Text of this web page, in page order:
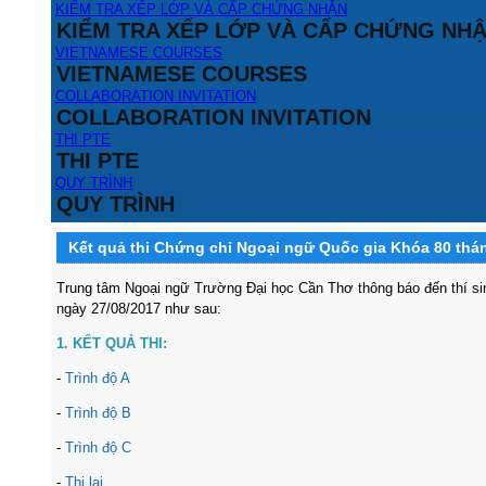
KIỂM TRA XẾP LỚP VÀ CẤP CHỨNG NHẬN
KIỂM TRA XẾP LỚP VÀ CẤP CHỨNG
VIETNAMESE COURSES
VIETNAMESE COURSES
COLLABORATION INVITATION
COLLABORATION INVITATION
THI PTE
THI PTE
QUY TRÌNH
QUY TRÌNH
Kết quả thi Chứng chỉ Ngoại ngữ Quốc gia Khóa 80
Trung tâm Ngoại ngữ Trường Đại học Cần Thơ thông báo đến thí
ngày 27/08/2017 như sau:
1. KẾT QUẢ THI:
- Trình độ A
- Trình độ B
- Trình độ C
- Thi lại